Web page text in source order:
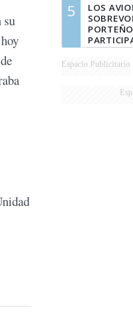
su
5
LOS
AÉREA
Espacio Publicitario